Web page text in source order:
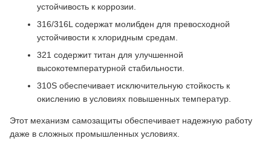
устойчивость к коррозии.
316/316L содержат молибден для превосходной
устойчивости к хлоридным средам.
321 содержит титан для улучшенной
высокотемпературной стабильности.
310S обеспечивает исключительную стойкость к
окислению в условиях повышенных температур.
Этот механизм самозащиты обеспечивает надежную работу
даже в сложных промышленных условиях.